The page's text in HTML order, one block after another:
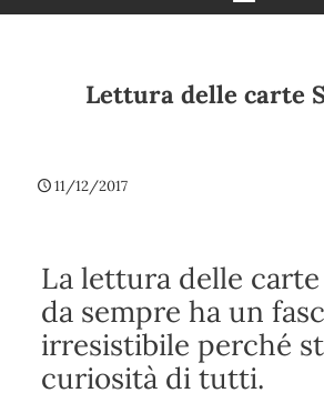
Lettura delle carte
11/12/2017
La lettura delle carte
da sempre ha un
irresistibile perché
curiosità di tutti.